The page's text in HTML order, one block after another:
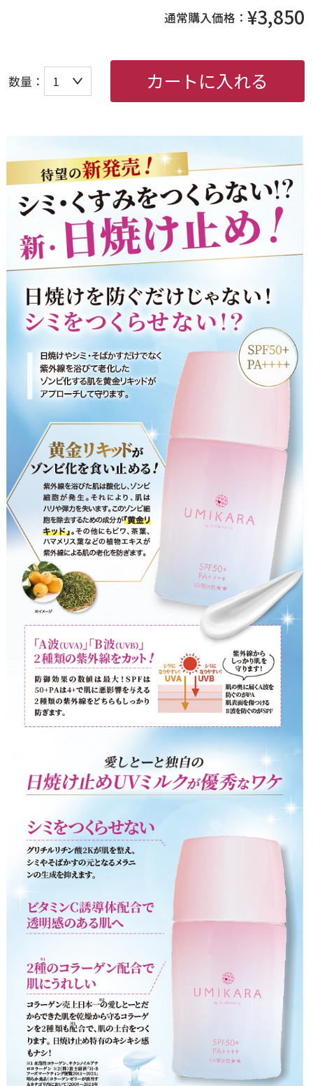
通常購入価格：¥3,850
数量： カートに入れる